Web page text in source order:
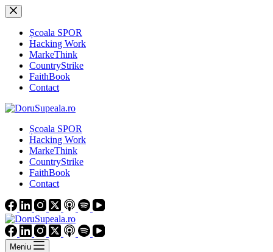
Sari
la
conținutȘcoala SPOR
Hacking Work
MarkeThink
CountryStrike
FaithBook
Contact
Școala SPOR
Hacking Work
MarkeThink
CountryStrike
FaithBook
Contact
Meniu